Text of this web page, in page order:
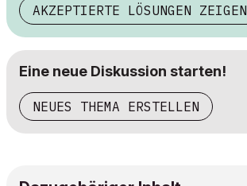
AKZEPTIERTE LÖSUNGEN ZEIGEN
Eine neue Diskussion starten!
NEUES THEMA ERSTELLEN